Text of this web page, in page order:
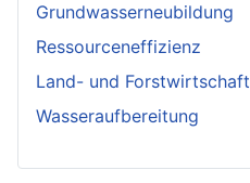
Grundwasserneubildung
Ressourceneffizienz
Land- und Forstwirtschaft
Wasseraufbereitung